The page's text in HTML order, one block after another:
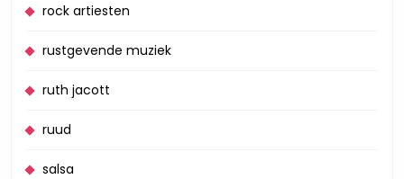
rock artiesten
rustgevende muziek
ruth jacott
ruud
salsa